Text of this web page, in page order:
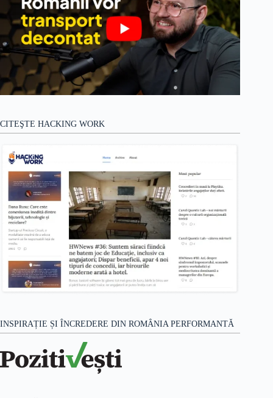
CITEŞTE HACKING WORK
INSPIRAȚIE ȘI ÎNCREDERE DIN ROMÂNIA PERFORMANTĂ